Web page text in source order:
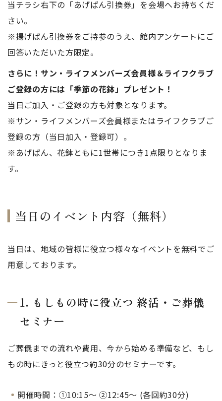
当チラシ右下の「あげぱん引換券」を会場へお持ちくだ
さい。
※揚げぱん引換券をご持参のうえ、館内アンケートにご
回答いただいた方限定。
さらに！サン・ライフメンバーズ会員様＆ライフクラブ
ご登録の方には「季節の花鉢」プレゼント！
当日ご加入・ご登録の方も対象となります。
※サン・ライフメンバーズ会員様またはライフクラブご
登録の方（当日加入・登録可）。
※あげぱん、花鉢ともに1世帯につき1点限りとなりま
す。
当日のイベント内容（無料）
当日は、地域の皆様に役立つ様々なイベントを無料でご
用意しております。
1. もしもの時に役立つ 終活・ご葬儀
セミナー
ご葬儀までの流れや費用、今から始める準備など、もし
もの時にきっと役立つ約30分のセミナーです。
開催時間：①10:15～ ②12:45～ (各回約30分)